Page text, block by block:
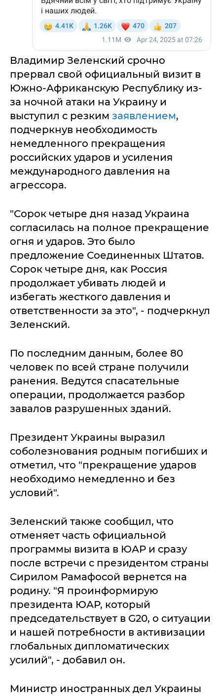
Владимир Зеленский срочно
прервал свой официальный визит в
Южно-Африканскую Республику из-
за ночной атаки на Украину и
выступил с резким заявлением,
подчеркнув необходимость
немедленного прекращения
российских ударов и усиления
международного давления на
агрессора.
"Сорок четыре дня назад Украина
согласилась на полное прекращение
огня и ударов. Это было
предложение Соединенных Штатов.
Сорок четыре дня, как Россия
продолжает убивать людей и
избегать жесткого давления и
ответственности за это", - подчеркнул
Зеленский.
По последним данным, более 80
человек по всей стране получили
ранения. Ведутся спасательные
операции, продолжается разбор
завалов разрушенных зданий.
Президент Украины выразил
соболезнования родным погибших и
отметил, что "прекращение ударов
необходимо немедленно и без
условий".
Зеленский также сообщил, что
отменяет часть официальной
программы визита в ЮАР и сразу
после встречи с президентом страны
Сирилом Рамафосой вернется на
родину. "Я проинформирую
президента ЮАР, который
председательствует в G20, о ситуации
и нашей потребности в активизации
глобальных дипломатических
усилий", - добавил он.
Министр иностранных дел Украины